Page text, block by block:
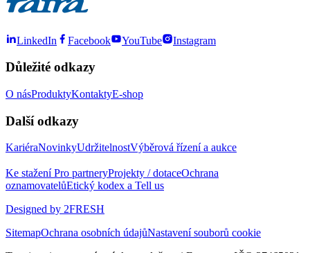
LinkedIn Facebook YouTube Instagram
Důležité odkazy
O násProduktyKontaktyE-shop
Další odkazy
KariéraNovinkyUdržitelnostVýběrová řízení a aukce
Ke staženíPro partneryProjekty / dotaceOchrana
oznamovatelůEtický kodex a Tell us
Designed by 2FRESH
SitemapOchrana osobních údajůNastavení souborů cookie